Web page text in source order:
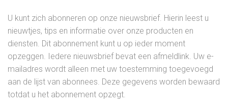
U kunt zich abonneren op onze nieuwsbrief. Hierin leest u
nieuwtjes, tips en informatie over onze producten en
diensten. Dit abonnement kunt u op ieder moment
opzeggen. Iedere nieuwsbrief bevat een afmeldlink. Uw e-
mailadres wordt alleen met uw toestemming toegevoegd
aan de lijst van abonnees. Deze gegevens worden bewaard
totdat u het abonnement opzegt.